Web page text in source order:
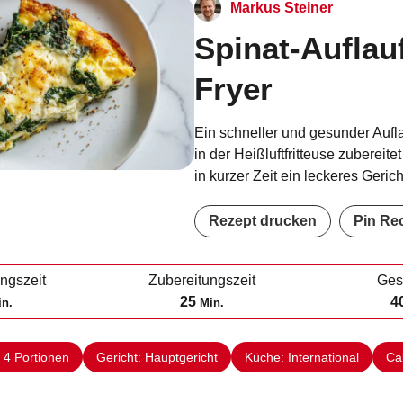
Markus Steiner
Spinat-
Fryer
Ein schneller und gesunder
in der Heißluftfritteuse
in kurzer Zeit ein leckeres
Rezept drucken Pin
Zubereitungszeit
25M
i
n
u
Min.
4 Portionen Gericht: Hauptgericht Küche: International